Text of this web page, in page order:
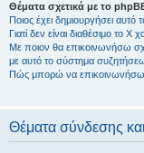
Θέματα σχετικά με το
Ποιος έχει δημιουργήσει
Γιατί δεν είναι διαθέσιμο το Χ
Με ποιον θα επικοινωνήσω
με αυτό το σύστημα
Πώς μπορώ να επικοινωνήσω
Θέματα σύνδεσης